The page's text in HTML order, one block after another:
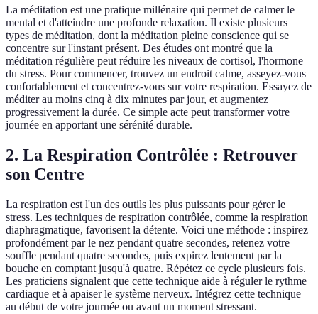
La méditation est une pratique millénaire qui permet de calmer le
mental et d'atteindre une profonde relaxation. Il existe plusieurs
types de méditation, dont la méditation pleine conscience qui se
concentre sur l'instant présent. Des études ont montré que la
méditation régulière peut réduire les niveaux de cortisol, l'hormone
du stress. Pour commencer, trouvez un endroit calme, asseyez-vous
confortablement et concentrez-vous sur votre respiration. Essayez de
méditer au moins cinq à dix minutes par jour, et augmentez
progressivement la durée. Ce simple acte peut transformer votre
journée en apportant une sérénité durable.
2. La Respiration Contrôlée : Retrouver
son Centre
La respiration est l'un des outils les plus puissants pour gérer le
stress. Les techniques de respiration contrôlée, comme la respiration
diaphragmatique, favorisent la détente. Voici une méthode : inspirez
profondément par le nez pendant quatre secondes, retenez votre
souffle pendant quatre secondes, puis expirez lentement par la
bouche en comptant jusqu'à quatre. Répétez ce cycle plusieurs fois.
Les praticiens signalent que cette technique aide à réguler le rythme
cardiaque et à apaiser le système nerveux. Intégrez cette technique
au début de votre journée ou avant un moment stressant.